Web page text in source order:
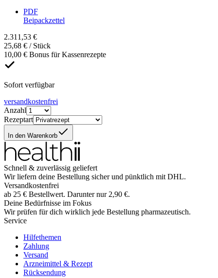
PDF
Beipackzettel
2.311,53 €
25,68 € / Stück
10,00 € Bonus für Kassenrezepte
Sofort verfügbar
versandkostenfrei
Anzahl
Rezeptart
In den Warenkorb
Schnell & zuverlässig geliefert
Wir liefern deine Bestellung sicher und pünktlich mit DHL.
Versandkostenfrei
ab 25 € Bestellwert. Darunter nur 2,90 €.
Deine Bedürfnisse im Fokus
Wir prüfen für dich wirklich jede Bestellung pharmazeutisch.
Service
Hilfethemen
Zahlung
Versand
Arzneimittel & Rezept
Rücksendung